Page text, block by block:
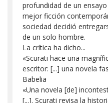
profundidad de un
mejor ficción
sociedad decidió
de un solo hombre.
La crítica ha dicho...
«Scurati hace una
escritor: [...] una novela
Babelia
«Una novela [de]
[...]. Scurati revisa la